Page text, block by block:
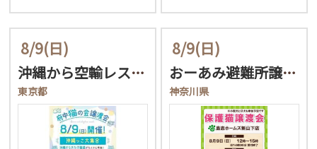
8/9(日)
沖縄から空輸レスキュー★…
東京都
8/9(日)
おーあみ避難所譲渡会in…
神奈川県